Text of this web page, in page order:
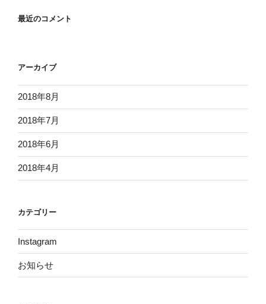
最近のコメント
アーカイブ
2018年8月
2018年7月
2018年6月
2018年4月
カテゴリー
Instagram
お知らせ